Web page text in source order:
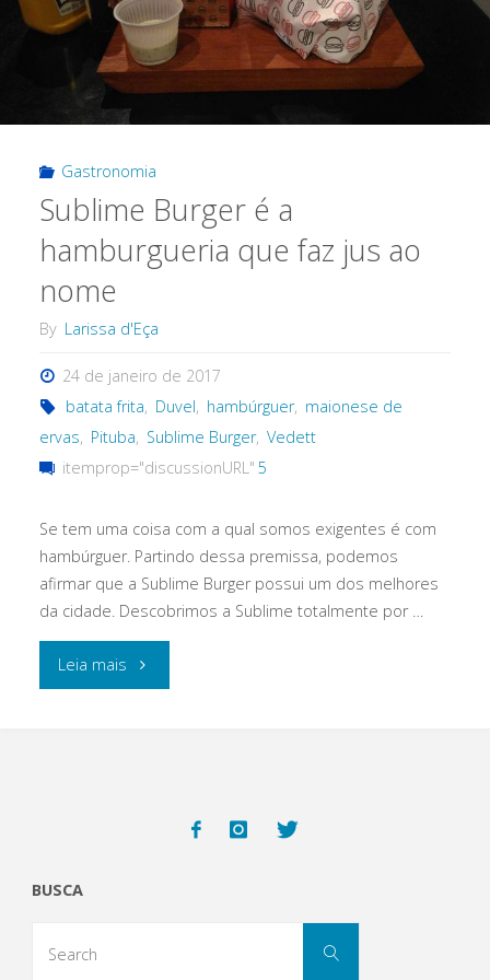
Gastronomia
Sublime Burger é a
hamburgueria que faz jus ao
nome
By Larissa d'Eça
24 de janeiro de 2017
batata frita, Duvel, hambúrguer, maionese de
ervas, Pituba, Sublime Burger, Vedett
itemprop="discussionURL" 5
Se tem uma coisa com a qual somos exigentes é com
hambúrguer. Partindo dessa premissa, podemos
afirmar que a Sublime Burger possui um dos melhores
da cidade. Descobrimos a Sublime totalmente por …
Leia mais "Sublime
BUSCA
Search